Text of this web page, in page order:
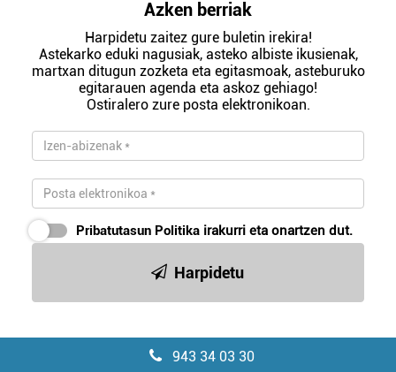
Azken berriak
Harpidetu zaitez gure buletin irekira!
Astekarko eduki nagusiak, asteko albiste ikusienak,
martxan ditugun zozketa eta egitasmoak, asteburuko
egitarauen agenda eta askoz gehiago!
Ostiralero zure posta elektronikoan.
Pribatutasun Politika irakurri eta onartzen dut.
Harpidetu
943 34 03 30